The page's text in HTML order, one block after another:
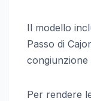
Il modello
Passo di
congiunzione
Per rendere